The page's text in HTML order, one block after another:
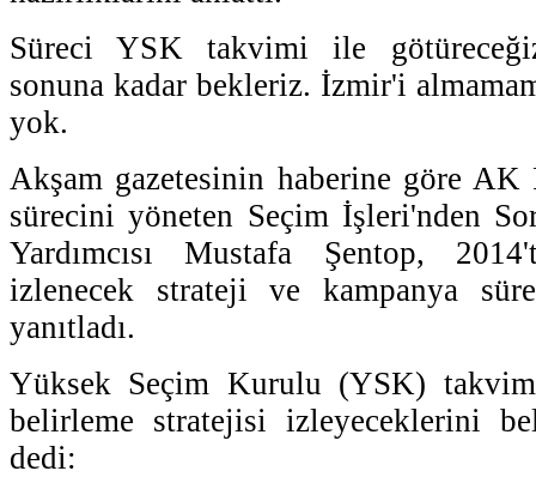
Süreci YSK takvimi ile
sonuna kadar bekleriz. İzmir'i
yok.
Akşam gazetesinin haberine göre
sürecini yöneten Seçim İşleri'nden
Yardımcısı Mustafa Şentop,
izlenecek strateji ve kampanya
yanıtladı.
Yüksek Seçim Kurulu (YSK)
belirleme stratejisi izleyeceklerini
dedi: